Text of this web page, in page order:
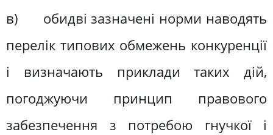
в) обидві зазначені норми наводять
перелік типових обмежень конкуренції
і визначають приклади таких дій,
погоджуючи принцип правового
забезпечення з потребою гнучкої і